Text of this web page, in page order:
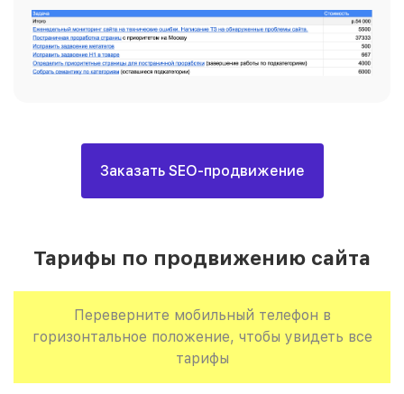
Заказать SEO-продвижение
Тарифы по продвижению сайта
Переверните мобильный телефон в
горизонтальное положение, чтобы увидеть все
тарифы